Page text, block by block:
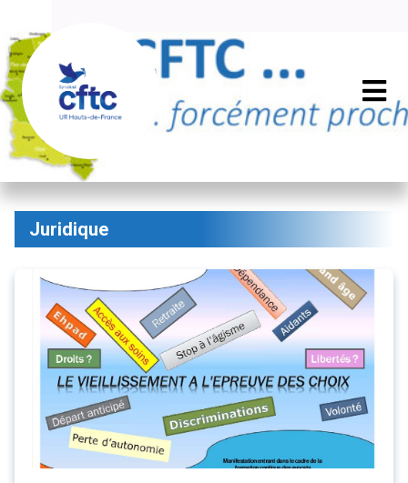
Juridique